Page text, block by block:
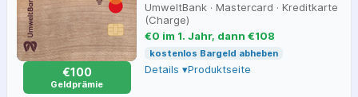
€100
Geldprämie
UmweltBank · Mastercard · Kreditkarte
(Charge)
€0 im 1. Jahr, dann €108
kostenlos Bargeld abheben
Details ▾Produktseite